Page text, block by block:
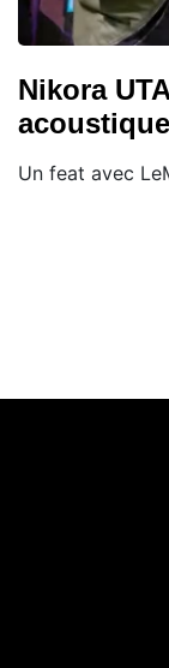
Nikora
Un feat avec